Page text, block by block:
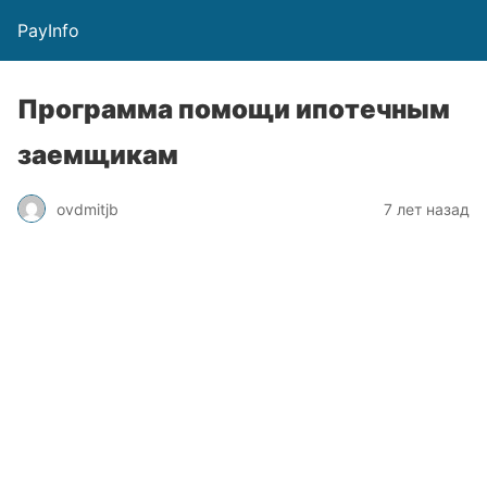
PayInfo
Программа помощи ипотечным
заемщикам
ovdmitjb 7 лет назад